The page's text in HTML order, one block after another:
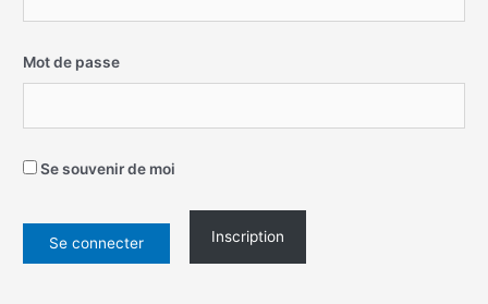
Mot de passe
Se souvenir de moi
Inscription